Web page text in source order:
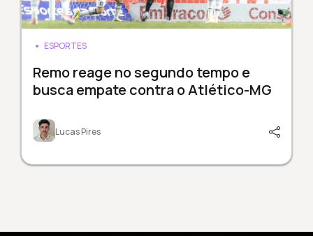
ESPORTES
Remo reage no segundo tempo e
busca empate contra o Atlético-MG
Lucas Pires